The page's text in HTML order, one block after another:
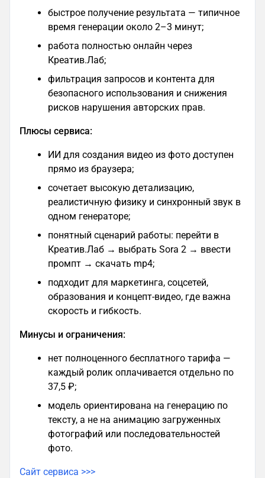
быстрое получение результата — типичное
время генерации около 2–3 минут;
работа полностью онлайн через
Креатив.Лаб;
фильтрация запросов и контента для
безопасного использования и снижения
рисков нарушения авторских прав.
Плюсы сервиса:
ИИ для создания видео из фото доступен
прямо из браузера;
сочетает высокую детализацию,
реалистичную физику и синхронный звук в
одном генераторе;
понятный сценарий работы: перейти в
Креатив.Лаб → выбрать Sora 2 → ввести
промпт → скачать mp4;
подходит для маркетинга, соцсетей,
образования и концепт-видео, где важна
скорость и гибкость.
Минусы и ограничения:
нет полноценного бесплатного тарифа —
каждый ролик оплачивается отдельно по
37,5 ₽;
модель ориентирована на генерацию по
тексту, а не на анимацию загруженных
фотографий или последовательностей
фото.
Сайт сервиса >>>